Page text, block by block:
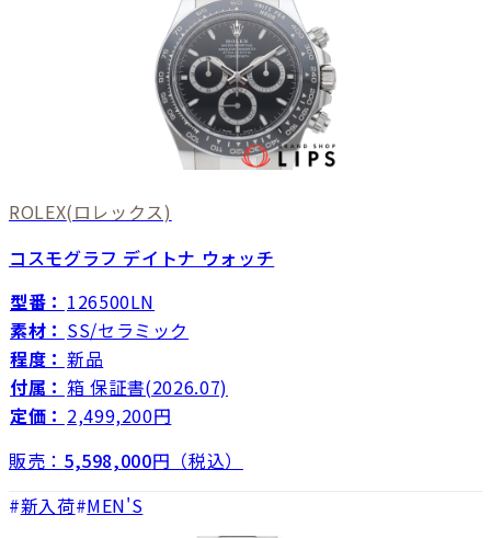
ROLEX(ロレックス)
コスモグラフ デイトナ ウォッチ
型番： 126500LN
素材： SS/セラミック
程度： 新品
付属： 箱 保証書(2026.07)
定価： 2,499,200円
販売： 5,598,000円（税込）
新入荷 MEN'S